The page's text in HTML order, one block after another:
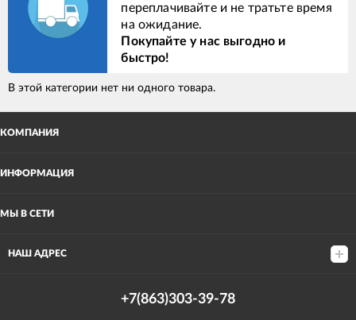
переплачивайте и не тратьте время
на ожидание.
Покупайте у нас выгодно и
быстро!
В этой категории нет ни одного товара.
КОМПАНИЯ
ИНФОРМАЦИЯ
МЫ В СЕТИ
НАШ АДРЕС
+7(863)303-39-78